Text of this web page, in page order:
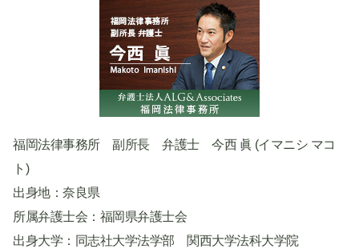
福岡法律事務所 副所長 弁護士 今西 眞 (イマニシ マコ
ト)
出身地：奈良県
所属弁護士会：福岡県弁護士会
出身大学：同志社大学法学部 関西大学法科大学院